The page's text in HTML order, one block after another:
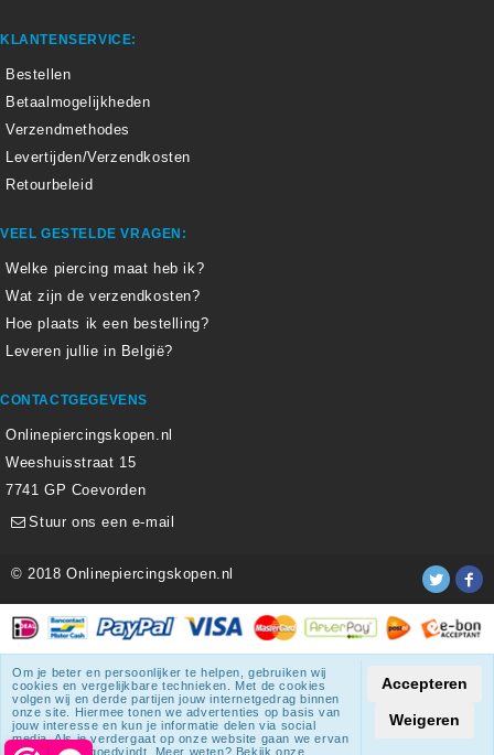
KLANTENSERVICE:
Bestellen
Betaalmogelijkheden
Verzendmethodes
Levertijden/Verzendkosten
Retourbeleid
VEEL GESTELDE VRAGEN:
Welke piercing maat heb ik?
Wat zijn de verzendkosten?
Hoe plaats ik een bestelling?
Leveren jullie in België?
CONTACTGEGEVENS
Onlinepiercingskopen.nl
Weeshuisstraat 15
7741 GP Coevorden
Stuur ons een e-mail
© 2018 Onlinepiercingskopen.nl
Alle weergegeven prijzen zijn inclusief 21% BTW.
Onlinepiercingskopen.nlkrijgt een beoordeling
1807beoordelingen.
Om je beter en persoonlijker te helpen, gebruiken wij
cookies en vergelijkbare technieken. Met de cookies
volgen wij en derde partijen jouw internetgedrag binnen
onze site. Hiermee tonen we advertenties op basis van
jouw interesse en kun je informatie delen via social
media. Als je verdergaat op onze website gaan we ervan
uit dat je dat goedvindt. Meer weten? Bekijk onze
Accepteren
Weigeren